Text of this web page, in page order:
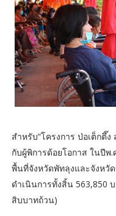
สำหรับ“โครงการ ป่อเต็กตึ๊
กับผู้พิการด้อยโอกาส ในปีพ
พื้นที่จังหวัดพัทลุงและจังหวั
ดำเนินการทั้งสิ้น 563,850
สิบบาทถ้วน)